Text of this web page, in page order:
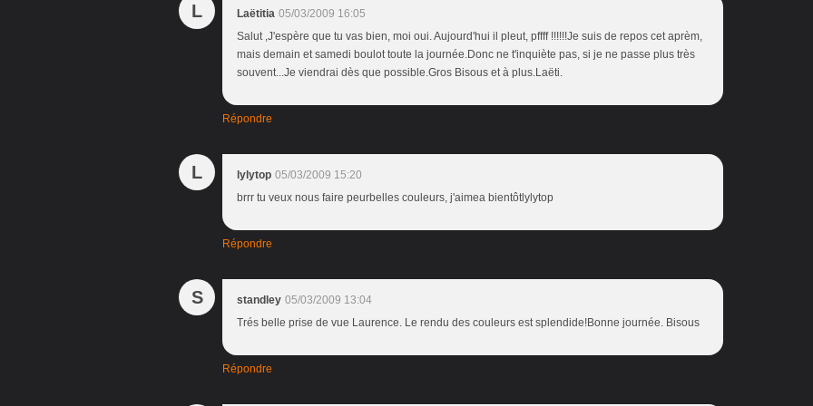
L Laëtitia 05/03/2009 16:05
Salut ,J'espère que tu vas bien, moi oui. Aujourd'hui il pleut, pffff !!!!!!Je suis de repos cet aprèm,
mais demain et samedi boulot toute la journée.Donc ne t'inquiète pas, si je ne passe plus très
souvent...Je viendrai dès que possible.Gros Bisous et à plus.Laëti.
Répondre
L lylytop 05/03/2009 15:20
brrr tu veux nous faire peurbelles couleurs, j'aimea bientôtlylytop
Répondre
S standley 05/03/2009 13:04
Trés belle prise de vue Laurence. Le rendu des couleurs est splendide!Bonne journée. Bisous
Répondre